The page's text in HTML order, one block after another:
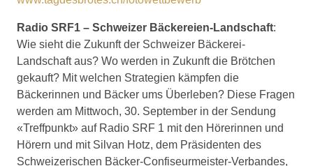
Radio SRF1 – Schweizer Bäckereien-Landschaft:
Wie sieht die Zukunft der Schweizer Bäckerei-
Landschaft aus? Wo werden in Zukunft die Brötchen
gekauft? Mit welchen Strategien kämpfen die
Bäckerinnen und Bäcker ums Überleben? Diese Fragen
werden am Mittwoch, 30. September in der Sendung
«Treffpunkt» auf Radio SRF 1 mit den Hörerinnen und
Hörern und mit Silvan Hotz, dem Präsidenten des
Schweizerischen Bäcker-Confiseurmeister-Verbandes,